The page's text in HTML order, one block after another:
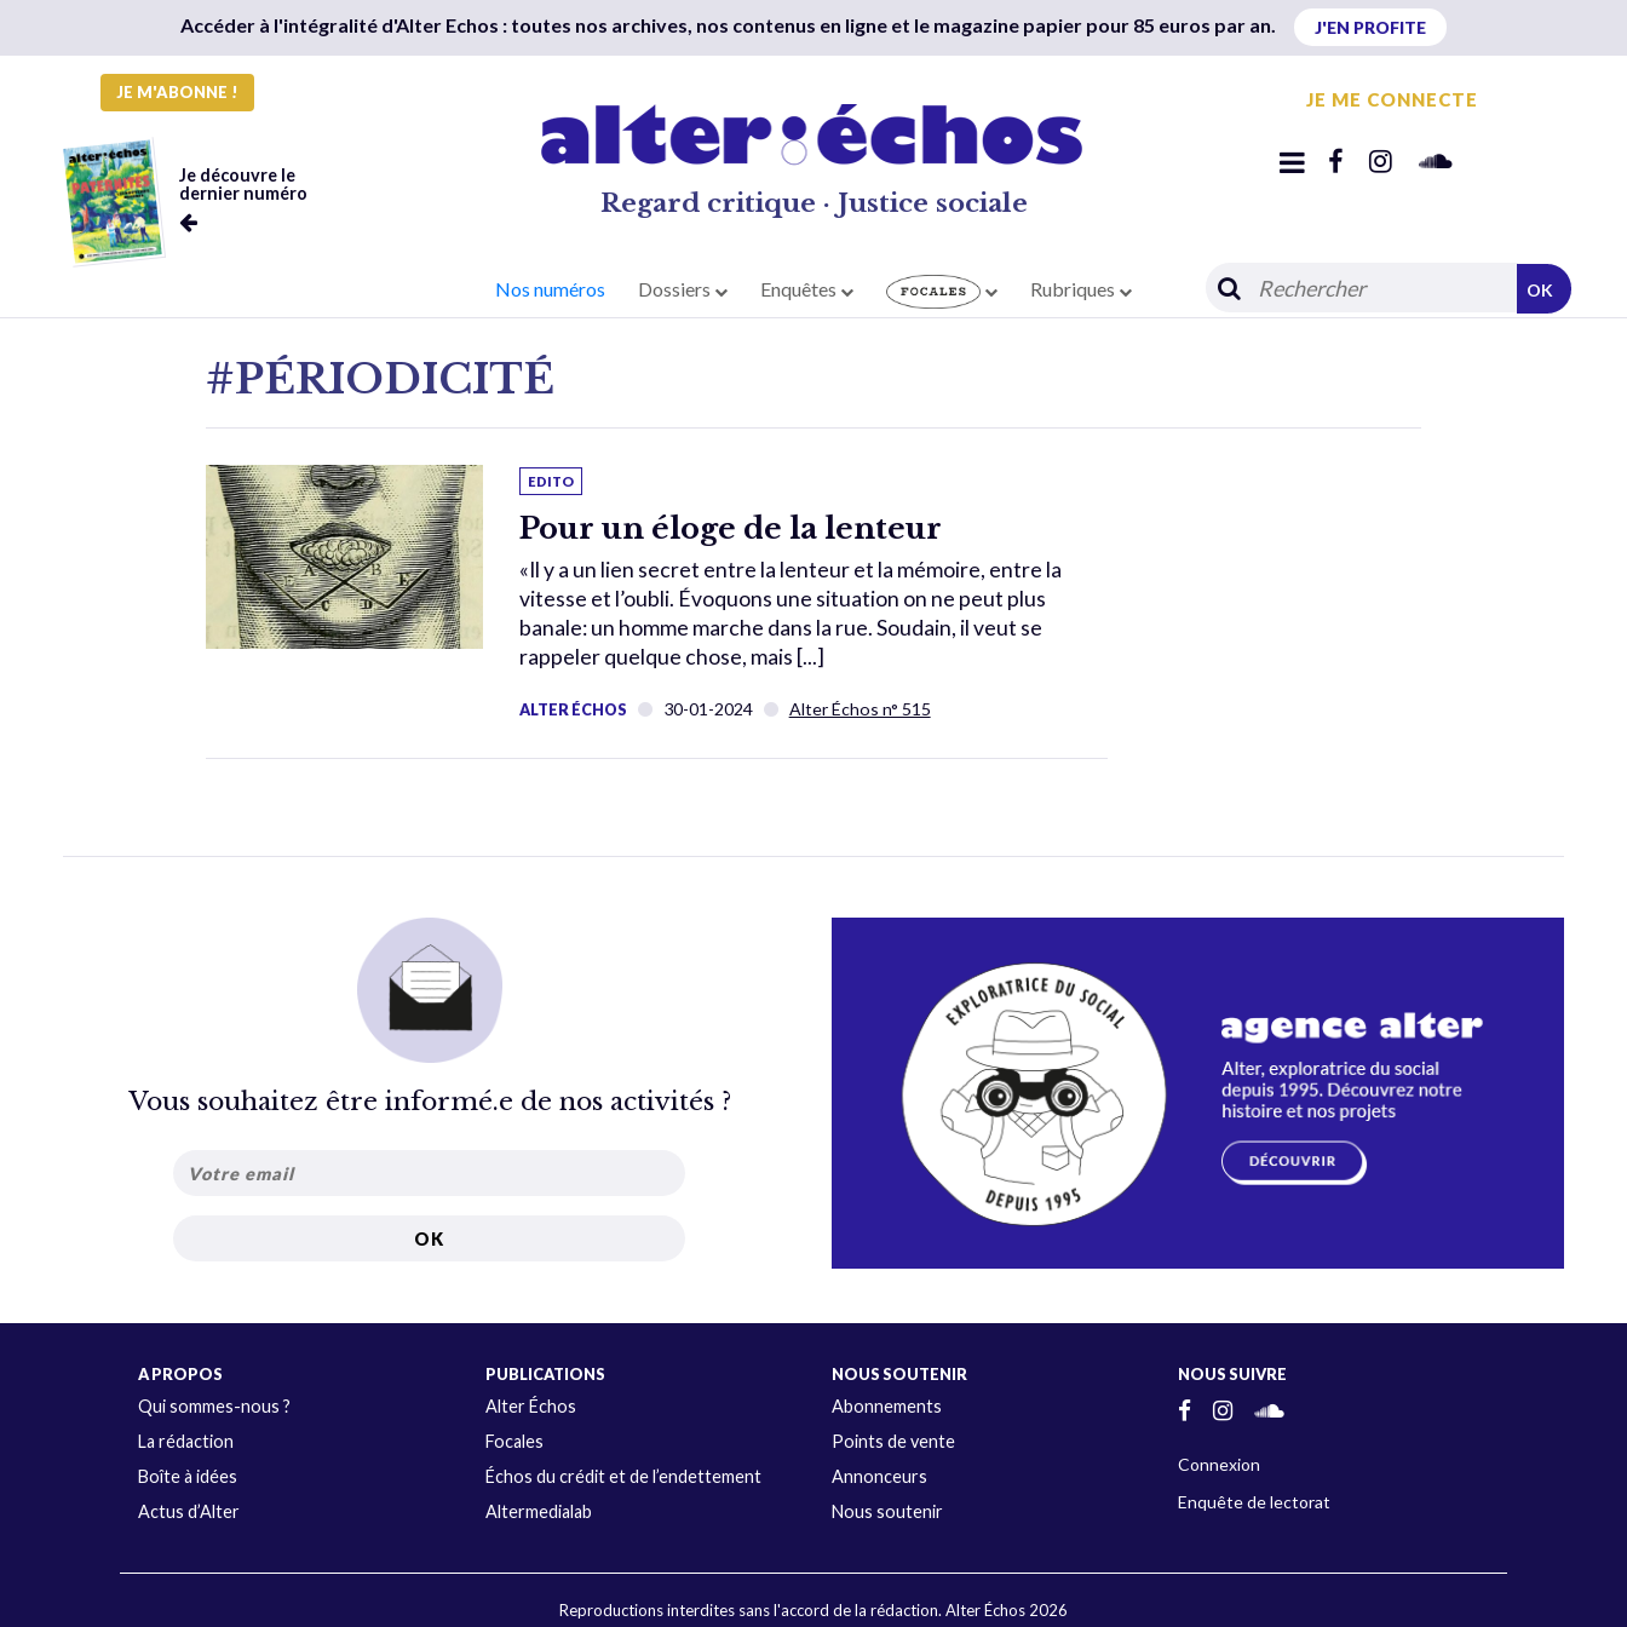
Accéder à l'intégralité d'Alter Echos : toutes nos archives, nos contenus en ligne et le magazine papier pour 85 euros par an. J'EN PROFITE
JE M'ABONNE !
Je découvre le
dernier numéro
Regard critique · Justice sociale
JE ME CONNECTE
Nos numéros Dossiers Enquêtes Rubriques OK
#PÉRIODICITÉ
EDITO
Pour un éloge de la lenteur
«Il y a un lien secret entre la lenteur et la mémoire, entre la
vitesse et l’oubli. Évoquons une situation on ne peut plus
banale: un homme marche dans la rue. Soudain, il veut se
rappeler quelque chose, mais [...]
ALTER ÉCHOS 30-01-2024 Alter Échos n° 515
Vous souhaitez être informé.e de nos activités ?
A PROPOS
Qui sommes-nous ?
La rédaction
Boîte à idées
Actus d’Alter
PUBLICATIONS
Alter Échos
Focales
Échos du crédit et de l’endettement
Altermedialab
NOUS SOUTENIR
Abonnements
Points de vente
Annonceurs
Nous soutenir
NOUS SUIVRE
Connexion
Enquête de lectorat
Reproductions interdites sans l'accord de la rédaction. Alter Échos 2026